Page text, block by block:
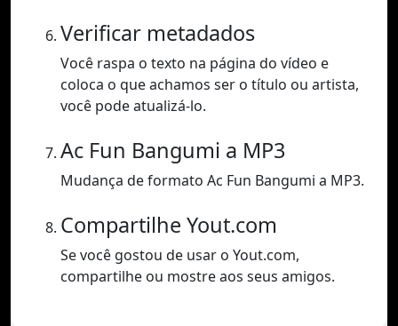
Verificar metadados
Você raspa o texto na página do vídeo e
coloca o que achamos ser o título ou artista,
você pode atualizá-lo.
Ac Fun Bangumi a MP3
Mudança de formato Ac Fun Bangumi a MP3.
Compartilhe Yout.com
Se você gostou de usar o Yout.com,
compartilhe ou mostre aos seus amigos.